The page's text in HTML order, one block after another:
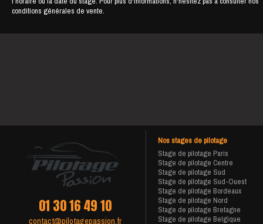
conditions générales de vente.
01 30 16 49 10
Nos stages de pilotage
Stage de pilotage Paris
Stage de pilotage Centre
Stage de pilotage Sud
Stage de pilotage Sud-Ouest
Stage de pilotage Bordeaux
Stage de pilotage Nord
Stage de pilotage Bretagne
Stage de pilotage Belgique